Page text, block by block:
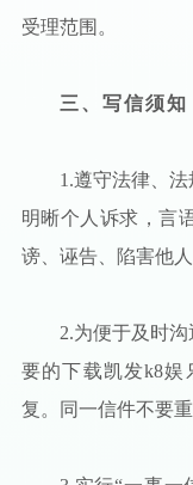
受理范围。
三、写信须知
1.遵守法律、法
明晰个人诉求，言
谤、诬告、陷害他人
2.为便于及时
要的下载凯发k8娱
复。同一信件不要重